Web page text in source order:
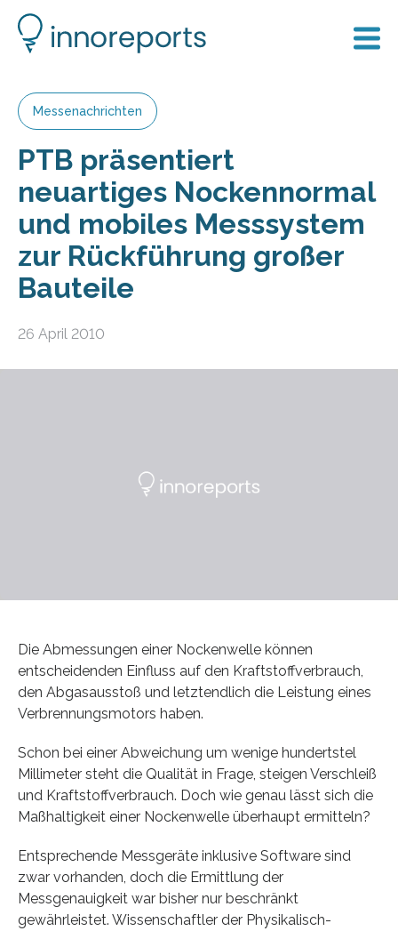
Messenachrichten
PTB präsentiert
neuartiges Nockennormal
und mobiles Messsystem
zur Rückführung großer
Bauteile
26 April 2010
Die Abmessungen einer Nockenwelle können
entscheidenden Einfluss auf den Kraftstoffverbrauch,
den Abgasausstoß und letztendlich die Leistung eines
Verbrennungsmotors haben.
Schon bei einer Abweichung um wenige hundertstel
Millimeter steht die Qualität in Frage, steigen Verschleiß
und Kraftstoffverbrauch. Doch wie genau lässt sich die
Maßhaltigkeit einer Nockenwelle überhaupt ermitteln?
Entsprechende Messgeräte inklusive Software sind
zwar vorhanden, doch die Ermittlung der
Messgenauigkeit war bisher nur beschränkt
gewährleistet. Wissenschaftler der Physikalisch-